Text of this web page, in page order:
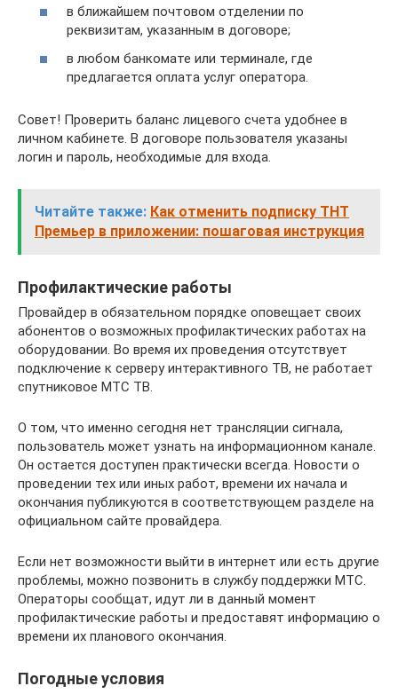
в ближайшем почтовом отделении по
реквизитам, указанным в договоре;
в любом банкомате или терминале, где
предлагается оплата услуг оператора.
Совет! Проверить баланс лицевого счета удобнее в
личном кабинете. В договоре пользователя указаны
логин и пароль, необходимые для входа.
Читайте также: Как отменить подписку ТНТ
Премьер в приложении: пошаговая инструкция
Профилактические работы
Провайдер в обязательном порядке оповещает своих
абонентов о возможных профилактических работах на
оборудовании. Во время их проведения отсутствует
подключение к серверу интерактивного ТВ, не работает
спутниковое МТС ТВ.
О том, что именно сегодня нет трансляции сигнала,
пользователь может узнать на информационном канале.
Он остается доступен практически всегда. Новости о
проведении тех или иных работ, времени их начала и
окончания публикуются в соответствующем разделе на
официальном сайте провайдера.
Если нет возможности выйти в интернет или есть другие
проблемы, можно позвонить в службу поддержки МТС.
Операторы сообщат, идут ли в данный момент
профилактические работы и предоставят информацию о
времени их планового окончания.
Погодные условия